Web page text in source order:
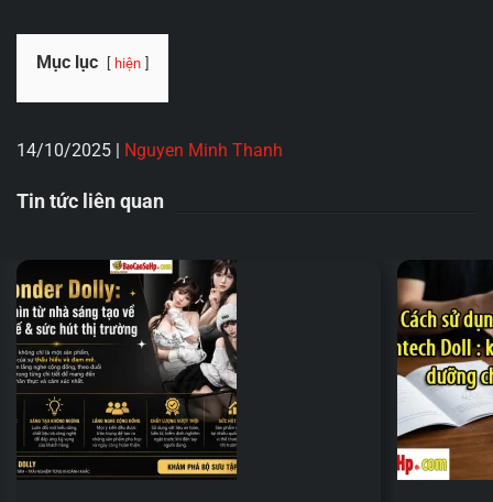
Mục lục hiện
14/10/2025 | Nguyen Minh Thanh
Tin tức liên quan